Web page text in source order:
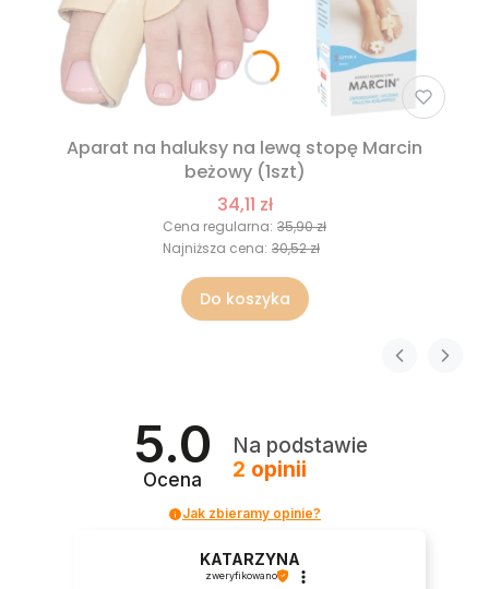
Aparat na haluksy na lewą stopę Marcin
beżowy (1szt)
34,11 zł
Cena regularna: 35,90 zł
Najniższa cena: 30,52 zł
Do koszyka
5.0
Ocena
Na podstawie
2 opinii
Jak zbieramy opinie?
KATARZYNA
zweryfikowano